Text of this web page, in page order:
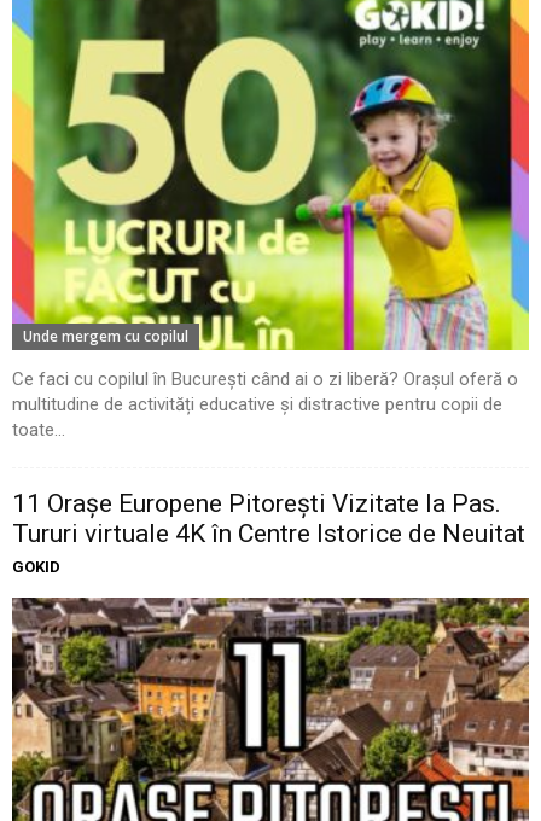
Unde mergem cu copilul
Ce faci cu copilul în București când ai o zi liberă? Orașul oferă o
multitudine de activități educative și distractive pentru copii de
toate...
11 Oraşe Europene Pitoreşti Vizitate la Pas.
Tururi virtuale 4K în Centre Istorice de Neuitat
GOKID